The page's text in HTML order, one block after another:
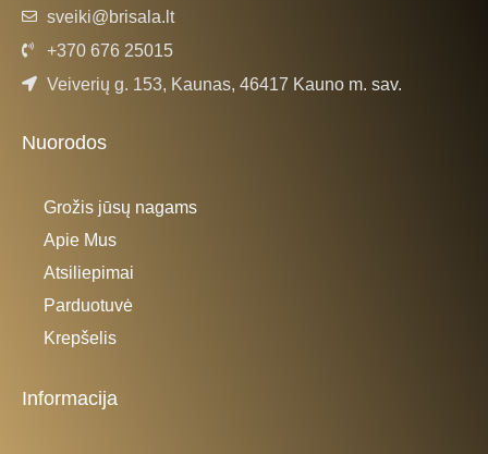
sveiki@brisala.lt
+370 676 25015
Veiverių g. 153, Kaunas, 46417 Kauno m. sav.
Nuorodos
Grožis jūsų nagams
Apie Mus
Atsiliepimai
Parduotuvė
Krepšelis
Informacija